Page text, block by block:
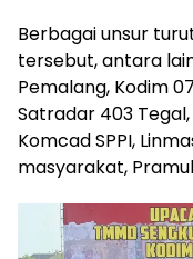
Berbagai unsur
tersebut, antara
Pemalang, Kodim
Satradar 403
Komcad SPPI,
masyarakat,